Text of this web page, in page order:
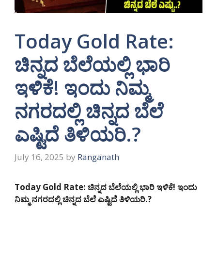
Today Gold Rate:
ಚಿನ್ನದ ಬೆಲೆಯಲ್ಲಿ ಭಾರಿ
ಇಳಿಕೆ! ಇಂದು ನಿಮ್ಮ
ನಗರದಲ್ಲಿ ಚಿನ್ನದ ಬೆಲೆ
ಎಷ್ಟಿದೆ ತಿಳಿಯರಿ.?
July 16, 2025 by Ranganath
Today Gold Rate: ಚಿನ್ನದ ಬೆಲೆಯಲ್ಲಿ ಭಾರಿ ಇಳಿಕೆ! ಇಂದು
ನಿಮ್ಮ ನಗರದಲ್ಲಿ ಚಿನ್ನದ ಬೆಲೆ ಎಷ್ಟಿದೆ ತಿಳಿಯರಿ.?